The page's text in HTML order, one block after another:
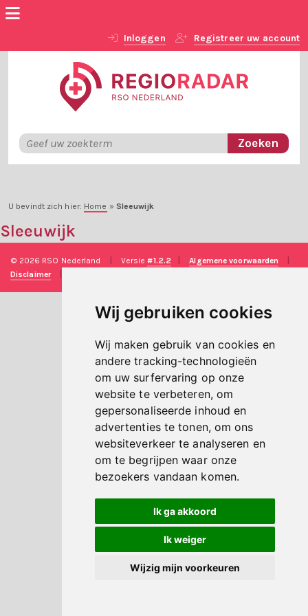
Wij gebruiken cookies
Wij maken gebruik van cookies en
andere tracking-technologieën
om uw surfervaring op onze
website te verbeteren, om
gepersonaliseerde inhoud en
advertenties te tonen, om ons
websiteverkeer te analyseren en
om te begrijpen waar onze
bezoekers vandaan komen.
Ik ga akkoord
Ik weiger
Wijzig mijn voorkeuren
Inloggen Registreer uw account
U bevindt zich hier: Home » Sleeuwijk
Sleeuwijk
© 2026 RSO Nederland Versie#1.2.2 Algemene voorwaarden
Disclaimer